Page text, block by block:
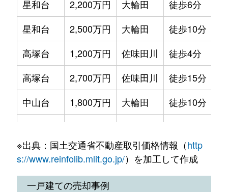
星和台 2,200万円 大輪田 徒歩6分
星和台
2,500万円 大輪田 徒歩10分
高塚台
1,200万円 佐味田川 徒歩4分
高塚台
2,700万円 佐味田川 徒歩15分
中山台
1,800万円 大輪田 徒歩10分
中山台
2,400万円 大輪田 徒歩8分
大字穴闇
1,300万円 池部 徒歩8分
※出典：国土交通省不動産取引価格情報（http
s://www.reinfolib.mlit.go.jp/）を加工して作成
一戸建ての売却事例